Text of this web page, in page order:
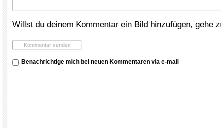
Willst du deinem Kommentar ein Bild hinzufügen, gehe
Benachrichtige mich bei neuen Kommentaren via e-mail